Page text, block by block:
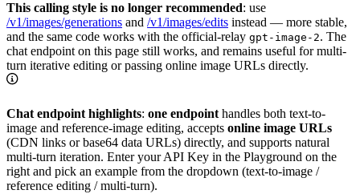
This calling style is no longer recommended: use
/v1/images/generations and /v1/images/edits instead — more stable,
and the same code works with the official-relay gpt-image-2. The
chat endpoint on this page still works, and remains useful for multi-
turn iterative editing or passing online image URLs directly.
Chat endpoint highlights: one endpoint handles both text-to-
image and reference-image editing, accepts online image URLs
(CDN links or base64 data URLs) directly, and supports natural
multi-turn iteration. Enter your API Key in the Playground on the
right and pick an example from the dropdown (text-to-image /
reference editing / multi-turn).